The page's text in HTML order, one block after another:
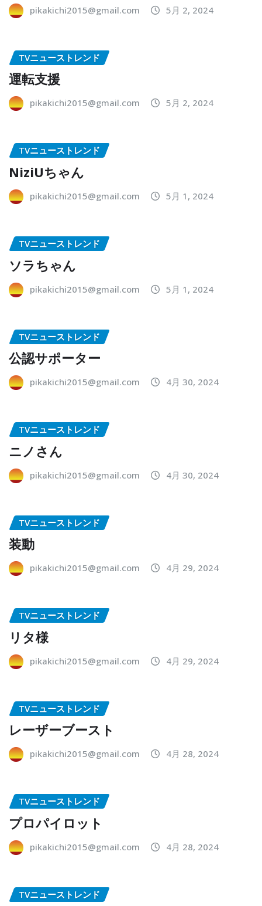
pikakichi2015@gmail.com 5月 2, 2024
TVニューストレンド
運転支援
pikakichi2015@gmail.com 5月 2, 2024
TVニューストレンド
NiziUちゃん
pikakichi2015@gmail.com 5月 1, 2024
TVニューストレンド
ソラちゃん
pikakichi2015@gmail.com 5月 1, 2024
TVニューストレンド
公認サポーター
pikakichi2015@gmail.com 4月 30, 2024
TVニューストレンド
ニノさん
pikakichi2015@gmail.com 4月 30, 2024
TVニューストレンド
装動
pikakichi2015@gmail.com 4月 29, 2024
TVニューストレンド
リタ様
pikakichi2015@gmail.com 4月 29, 2024
TVニューストレンド
レーザーブースト
pikakichi2015@gmail.com 4月 28, 2024
TVニューストレンド
プロパイロット
pikakichi2015@gmail.com 4月 28, 2024
TVニューストレンド